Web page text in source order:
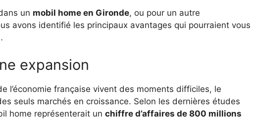
un mobil home en Gironde, ou pour un autre
avons identifié les principaux avantages qui pourraient vous
expansion
l’économie française vivent des moments difficiles, le
seuls marchés en croissance. Selon les dernières études
home représenterait un chiffre d’affaires de 800 millions